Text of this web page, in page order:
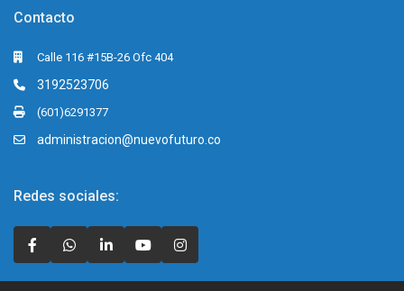
Contacto
Calle 116 #15B-26 Ofc 404
3192523706
(601)6291377
administracion@nuevofuturo.co
Redes sociales: